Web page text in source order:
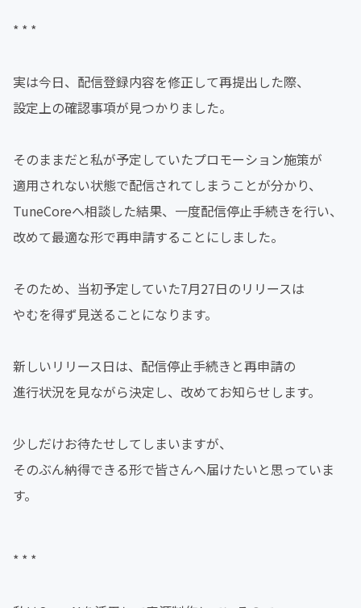
* * *
実は今日、配信登録内容を修正して再提出した際、
設定上の確認事項が見つかりました。
そのままだと私が予定していたプロモーション施策が
適用されない状態で配信されてしまうことが分かり、
TuneCoreへ相談した結果、一度配信停止手続きを行い、
改めて最適な形で再申請することにしました。
そのため、当初予定していた7月27日のリリースは
やむを得ず見送ることになります。
新しいリリース日は、配信停止手続きと再申請の
進行状況を見ながら決定し、改めてお知らせします。
少しだけお待たせしてしまいますが、
そのぶん納得できる形で皆さんへ届けたいと思っていま
す。
* * *